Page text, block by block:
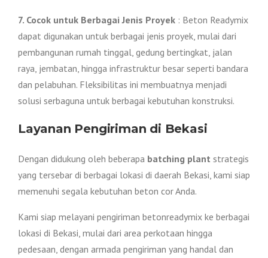
7. Cocok untuk Berbagai Jenis Proyek : Beton Readymix
dapat digunakan untuk berbagai jenis proyek, mulai dari
pembangunan rumah tinggal, gedung bertingkat, jalan
raya, jembatan, hingga infrastruktur besar seperti bandara
dan pelabuhan. Fleksibilitas ini membuatnya menjadi
solusi serbaguna untuk berbagai kebutuhan konstruksi.
Layanan Pengiriman di Bekasi
Dengan didukung oleh beberapa batching plant strategis
yang tersebar di berbagai lokasi di daerah Bekasi, kami siap
memenuhi segala kebutuhan beton cor Anda.
Kami siap melayani pengiriman betonreadymix ke berbagai
lokasi di Bekasi, mulai dari area perkotaan hingga
pedesaan, dengan armada pengiriman yang handal dan